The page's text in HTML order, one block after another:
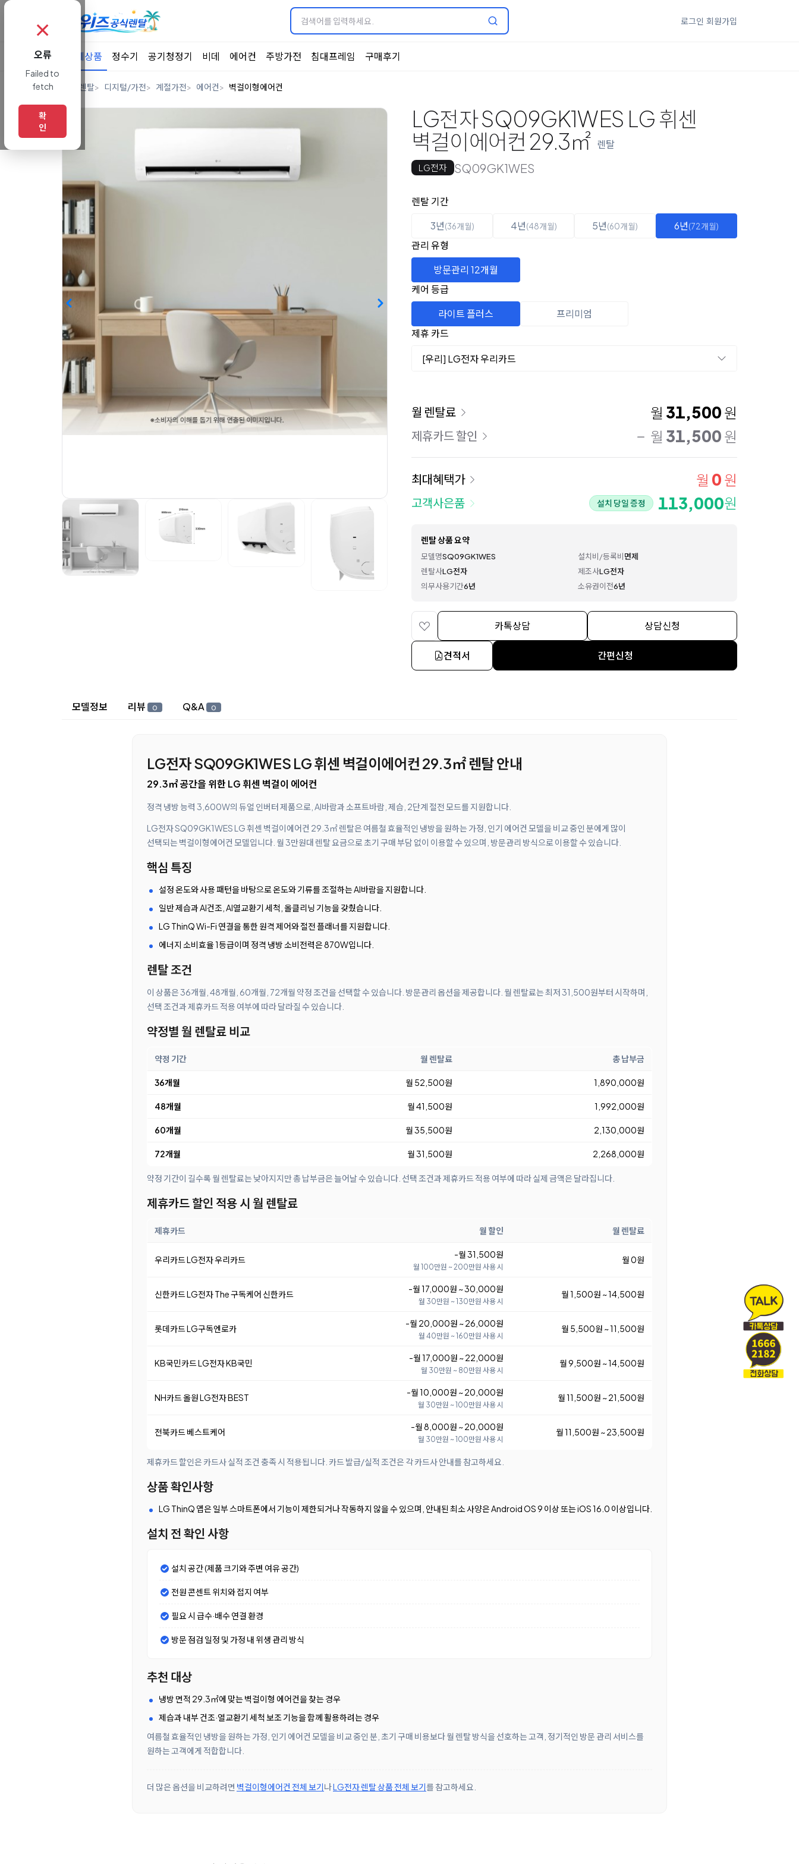
로그인 회원가입
전체상품 정수기 공기청정기 비데 에어컨 주방가전 침대프레임 구매후기
렌탈 디지털/가전 계절가전 에어컨 벽걸이형에어컨
LG전자 SQ09GK1WES LG 휘센
벽걸이에어컨 29.3㎡ 렌탈
LG전자 SQ09GK1WES
옵션 선택
렌탈 선택
렌탈 기간
3년(36개월) 4년(48개월) 5년(60개월) 6년(72개월)
관리 유형
방문관리 12개월
케어 등급
라이트 플러스
프리미엄
제휴 카드
[우리] LG전자 우리카드
이용 요금
월 렌탈료 월 31,500 원
제휴카드 할인 월 31,500 원
최대혜택가 월 0 원
고객사은품 설치 당일 증정 113,000원
렌탈 상품 요약
모델명SQ09GK1WES 설치비/등록비면제
렌탈사LG전자 제조사LG전자
의무사용기간6년 소유권이전6년
카톡상담 상담신청
견적서 간편신청
상세 정보
모델정보 리뷰 0 Q&A 0
LG전자 SQ09GK1WES LG 휘센 벽걸이에어컨 29.3㎡ 렌탈 안내
29.3㎡ 공간을 위한 LG 휘센 벽걸이 에어컨
정격 냉방 능력 3,600W의 듀얼 인버터 제품으로, AI바람과 소프트바람, 제습, 2단계 절전 모드를 지원합니다.
LG전자 SQ09GK1WES LG 휘센 벽걸이에어컨 29.3㎡ 렌탈은 여름철 효율적인 냉방을 원하는 가정, 인기 에어컨 모델을 비교 중인 분에게 많이
선택되는 벽걸이형에어컨 모델입니다. 월 3만원대 렌탈 요금으로 초기 구매 부담 없이 이용할 수 있으며, 방문관리 방식으로 이용할 수 있습니다.
핵심 특징
설정 온도와 사용 패턴을 바탕으로 온도와 기류를 조절하는 AI바람을 지원합니다.
일반 제습과 AI건조, AI열교환기 세척, 올클리닝 기능을 갖췄습니다.
LG ThinQ Wi-Fi 연결을 통한 원격 제어와 절전 플래너를 지원합니다.
에너지 소비효율 1등급이며 정격 냉방 소비전력은 870W입니다.
렌탈 조건
이 상품은 36개월, 48개월, 60개월, 72개월 약정 조건을 선택할 수 있습니다. 방문관리 옵션을 제공합니다. 월 렌탈료는 최저 31,500원부터 시작하며,
선택 조건과 제휴카드 적용 여부에 따라 달라질 수 있습니다.
약정별 월 렌탈료 비교
약정 기간 월 렌탈료 총 납부금
36개월 월 52,500원 1,890,000원
48개월 월 41,500원 1,992,000원
60개월 월 35,500원 2,130,000원
72개월 월 31,500원 2,268,000원
약정 기간이 길수록 월 렌탈료는 낮아지지만 총 납부금은 늘어날 수 있습니다. 선택 조건과 제휴카드 적용 여부에 따라 실제 금액은 달라집니다.
제휴카드 할인 적용 시 월 렌탈료
제휴카드 월 할인 월 렌탈료
우리카드 LG전자 우리카드 -월 31,500원
월 100만원 ~ 200만원 사용 시
월 0원
신한카드 LG전자 The 구독케어 신한카드 -월 17,000원 ~ 30,000원
월 30만원 ~ 130만원 사용 시
월 1,500원 ~ 14,500원
롯데카드 LG구독엔로카 -월 20,000원 ~ 26,000원
월 40만원 ~ 160만원 사용 시
월 5,500원 ~ 11,500원
KB국민카드 LG전자 KB국민 -월 17,000원 ~ 22,000원
월 30만원 ~ 80만원 사용 시
월 9,500원 ~ 14,500원
NH카드 올원 LG전자 BEST -월 10,000원 ~ 20,000원
월 30만원 ~ 100만원 사용 시
월 11,500원 ~ 21,500원
전북카드 베스트케어 -월 8,000원 ~ 20,000원
월 30만원 ~ 100만원 사용 시
월 11,500원 ~ 23,500원
제휴카드 할인은 카드사 실적 조건 충족 시 적용됩니다. 카드 발급/실적 조건은 각 카드사 안내를 참고하세요.
상품 확인사항
LG ThinQ 앱은 일부 스마트폰에서 기능이 제한되거나 작동하지 않을 수 있으며, 안내된 최소 사양은 Android OS 9 이상 또는 iOS 16.0 이상입니다.
설치 전 확인 사항
설치 공간 (제품 크기와 주변 여유 공간)
전원 콘센트 위치와 접지 여부
필요 시 급수·배수 연결 환경
방문 점검 일정 및 가정 내 위생 관리 방식
추천 대상
냉방 면적 29.3㎡에 맞는 벽걸이형 에어컨을 찾는 경우
제습과 내부 건조·열교환기 세척 보조 기능을 함께 활용하려는 경우
여름철 효율적인 냉방을 원하는 가정, 인기 에어컨 모델을 비교 중인 분, 초기 구매 비용보다 월 렌탈 방식을 선호하는 고객, 정기적인 방문 관리 서비스를
원하는 고객에게 적합합니다.
더 많은 옵션을 비교하려면 벽걸이형에어컨 전체 보기나LG전자 렌탈 상품 전체 보기를 참고하세요.
✗
오류
Failed to
fetch
확
인